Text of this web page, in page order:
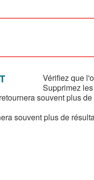
Vérifiez que
Supprimez
souvent plus
souvent plus de